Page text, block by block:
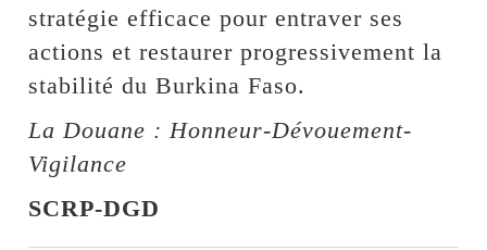
stratégie efficace pour entraver ses
actions et restaurer progressivement la
stabilité du Burkina Faso.
La Douane : Honneur-Dévouement-
Vigilance
SCRP-DGD